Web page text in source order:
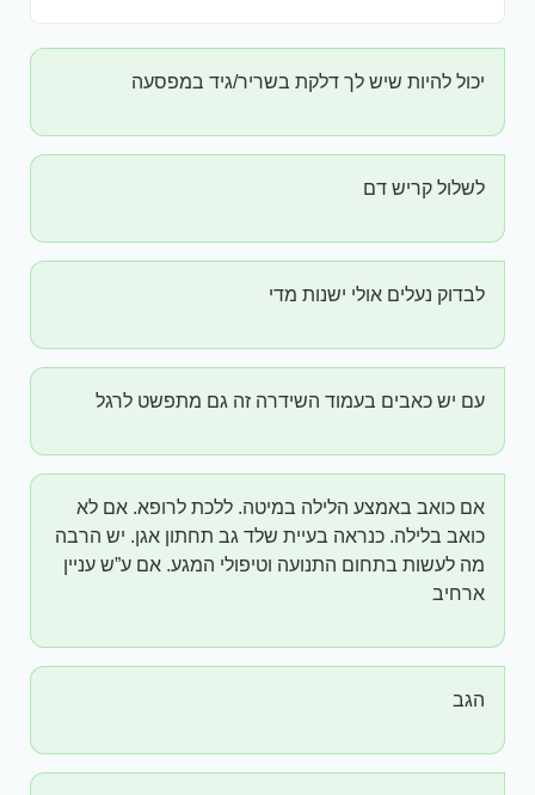
יכול להיות שיש לך דלקת בשריר/גיד במפסעה
לשלול קריש דם
לבדוק נעלים אולי ישנות מדי
עם יש כאבים בעמוד השידרה זה גם מתפשט לרגל
אם כואב באמצע הלילה במיטה. ללכת לרופא. אם לא
כואב בלילה. כנראה בעיית שלד גב תחתון אגן. יש הרבה
מה לעשות בתחום התנועה וטיפולי המגע. אם ע”ש עניין
ארחיב
הגב